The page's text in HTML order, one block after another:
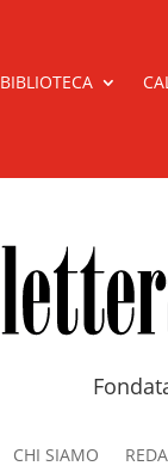
BIBLIOTECA
CHI SIAMO